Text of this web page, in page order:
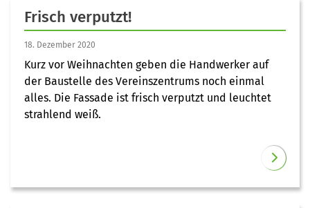
Frisch verputzt!
18. Dezember 2020
Kurz vor Weihnachten geben die Handwerker auf
der Baustelle des Vereinszentrums noch einmal
alles. Die Fassade ist frisch verputzt und leuchtet
strahlend weiß.